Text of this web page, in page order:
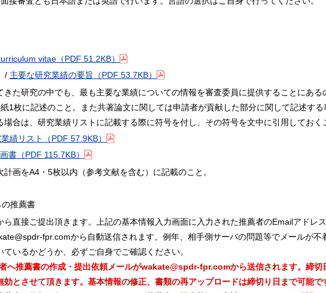
vitae （PDF 51.2KB）
/ 主要な研究業績の要旨
（PDF 53.7KB）
た研究の中でも、最も主要な業績についての情報を審査委員に提供することにある
1枚に記述のこと。また共著論文に関しては申請者が貢献した部分に関して記述す
合は、研究業績リストに記載する際に符号を付し、その符号を文中に引用しておく
績リスト
（PDF 57.9KB）
書 （PDF 115.7KB）
画をA4・5枚以内（参考文献を含む）に記載のこと。
推薦書
直接ご提出頂きます。上記の基本情報入力画面に入力された推薦者のEmailアドレ
fpr.comから自動送信されます。例年、相手側サーバの問題等でメールが不
いるかどうか、必ずご自身でご確認ください。
へ推薦書の作成・提出依頼メールがwakate@spdr-fpr.comから送信されます。締切
とさせて頂きます。基本情報の修正、書類の再アップロードは締切り日まで可能で